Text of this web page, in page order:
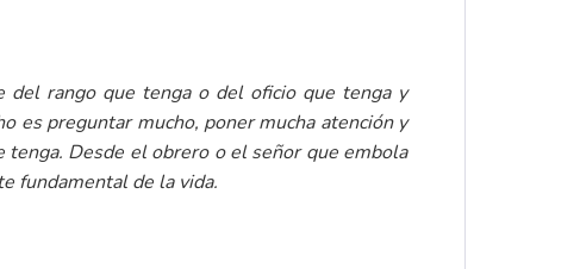
del rango que tenga o del oficio que tenga y
es preguntar mucho, poner mucha atención y
tenga. Desde el obrero o el señor que embola
fundamental de la vida.